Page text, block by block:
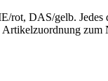
DAS/gelb.
zum